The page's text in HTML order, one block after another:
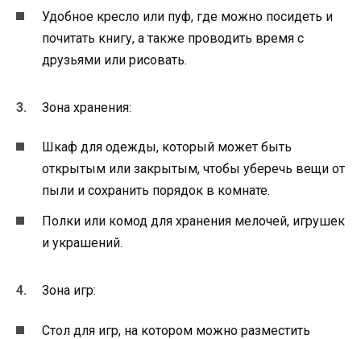
Удобное кресло или пуф, где можно посидеть и
почитать книгу, а также проводить время с
друзьями или рисовать.
Зона хранения:
Шкаф для одежды, который может быть
открытым или закрытым, чтобы уберечь вещи от
пыли и сохранить порядок в комнате.
Полки или комод для хранения мелочей, игрушек
и украшений.
Зона игр:
Стол для игр, на котором можно разместить